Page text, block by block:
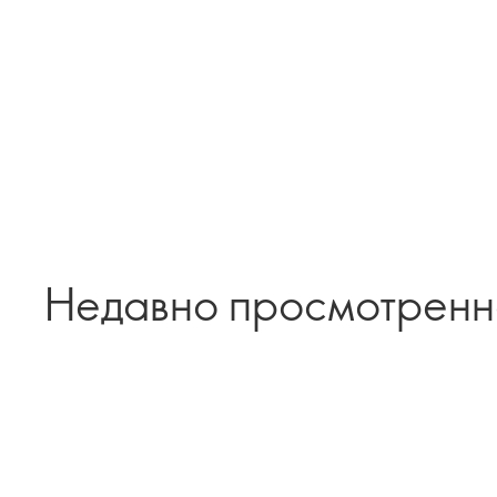
Недавно